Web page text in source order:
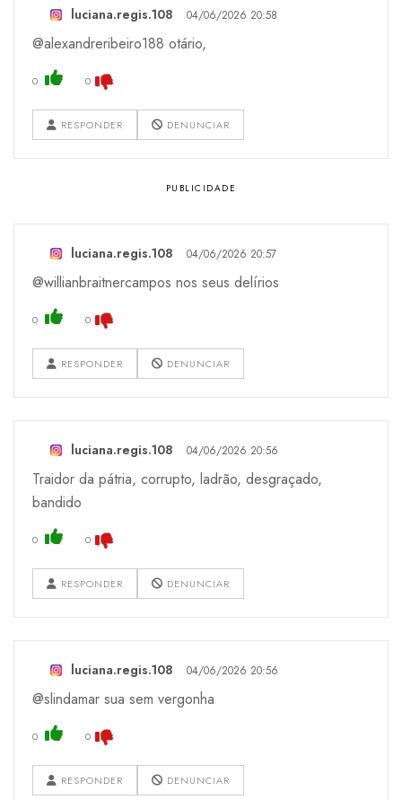
luciana.regis.108 04/06/2026 20:58
@alexandreribeiro188 otário,
0 0
RESPONDER DENUNCIAR
luciana.regis.108 04/06/2026 20:57
@willianbraitnercampos nos seus delírios
0 0
RESPONDER DENUNCIAR
luciana.regis.108 04/06/2026 20:56
Traidor da pátria, corrupto, ladrão, desgraçado,
bandido
0 0
RESPONDER DENUNCIAR
luciana.regis.108 04/06/2026 20:56
@slindamar sua sem vergonha
0 0
RESPONDER DENUNCIAR